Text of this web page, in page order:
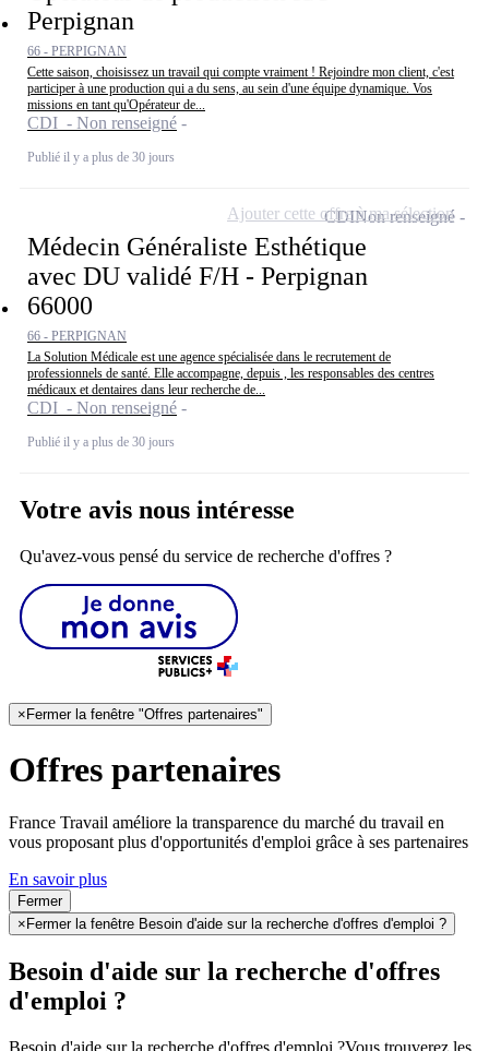
Perpignan
66 - PERPIGNAN
Cette saison, choisissez un travail qui compte vraiment ! Rejoindre mon client, c'est
participer à une production qui a du sens, au sein d'une équipe dynamique. Vos
missions en tant qu'Opérateur de...
CDI - Non renseigné
Publié il y a plus de 30 jours
Médecin Généraliste Esthétique
avec DU validé F/H - Perpignan
66000
66 - PERPIGNAN
La Solution Médicale est une agence spécialisée dans le recrutement de
professionnels de santé. Elle accompagne, depuis , les responsables des centres
médicaux et dentaires dans leur recherche de...
CDI - Non renseigné
Publié il y a plus de 30 jours
CDINon renseigné
Ajouter cette offre à ma sélection
Votre avis nous intéresse
Qu'avez-vous pensé du service de recherche d'offres ?
× Fermer la fenêtre "Offres partenaires"
Offres partenaires
France Travail améliore la transparence du marché du travail en
vous proposant plus d'opportunités d'emploi grâce à ses partenaires
En savoir plus
Fermer
× Fermer la fenêtre Besoin d'aide sur la recherche d'offres d'emploi ?
Besoin d'aide sur la recherche d'offres
d'emploi ?
Besoin d'aide sur la recherche d'offres d'emploi ?Vous trouverez les